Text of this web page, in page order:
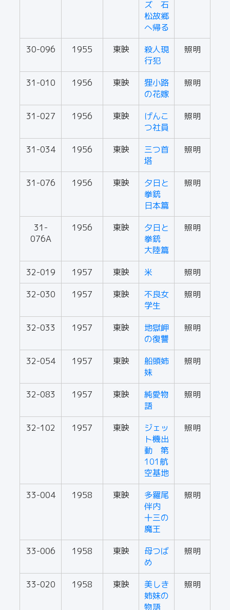
ズ 石
松故郷
へ帰る
30-096 1955 東映
殺人現
行犯
照明
31-010 1956 東映
狸小路
の花嫁
照明
31-027 1956 東映
げんこ
つ社員
照明
31-034 1956 東映
三つ首
塔
照明
31-076 1956 東映
夕日と
拳銃
日本篇
照明
31-
076A
1956 東映
夕日と
拳銃
大陸篇
照明
32-019 1957 東映 米
照明
32-030
1957 東映
不良女
学生
照明
32-033 1957 東映
地獄岬
の復讐
照明
32-054 1957 東映
船頭姉
妹
照明
32-083 1957 東映
純愛物
語
照明
32-102 1957 東映
ジェッ
ト機出
動 第
101航
空基地
照明
33-004 1958 東映
多羅尾
伴内
十三の
魔王
照明
33-006 1958 東映
母つば
め
照明
33-020 1958 東映
美しき
姉妹の
物語
照明